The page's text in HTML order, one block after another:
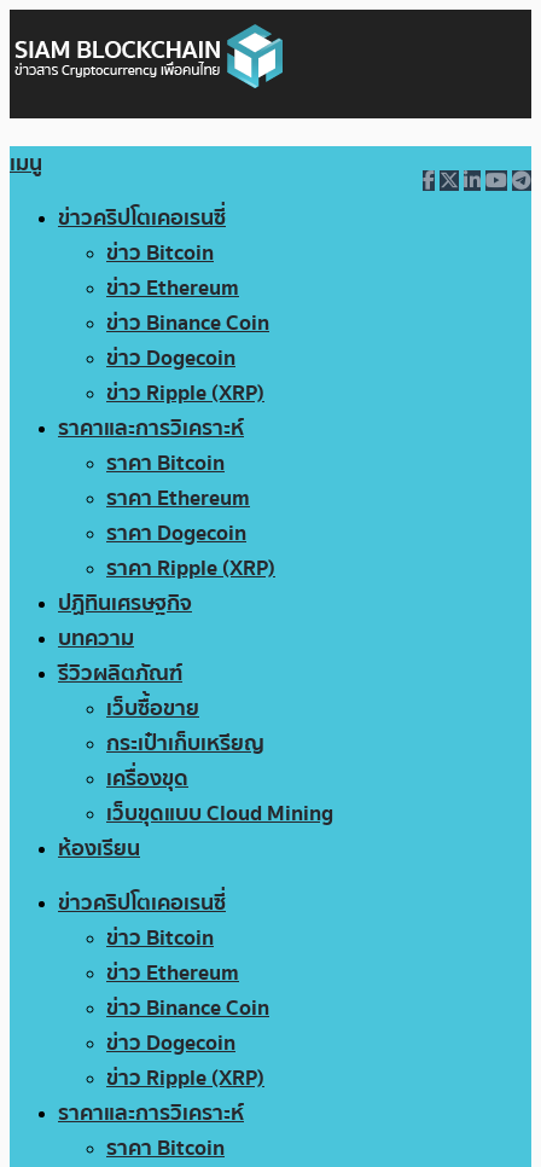
เมนู
ข่าวคริปโตเคอเรนซี่
ข่าว Bitcoin
ข่าว Ethereum
ข่าว Binance Coin
ข่าว Dogecoin
ข่าว Ripple (XRP)
ราคาและการวิเคราะห์
ราคา Bitcoin
ราคา Ethereum
ราคา Dogecoin
ราคา Ripple (XRP)
ปฏิทินเศรษฐกิจ
บทความ
รีวิวผลิตภัณฑ์
เว็บซื้อขาย
กระเป๋าเก็บเหรียญ
เครื่องขุด
เว็บขุดแบบ Cloud Mining
ห้องเรียน
ข่าวคริปโตเคอเรนซี่
ข่าว Bitcoin
ข่าว Ethereum
ข่าว Binance Coin
ข่าว Dogecoin
ข่าว Ripple (XRP)
ราคาและการวิเคราะห์
ราคา Bitcoin